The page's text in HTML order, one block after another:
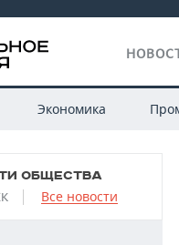
Экономика
ОБЩЕСТВА
Все новости